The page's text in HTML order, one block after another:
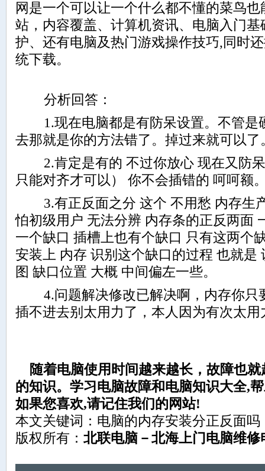
网是一个可以让一个什么都不懂的菜鸟
站，内容覆盖、计算机资讯、电脑入门
护、还有电脑及热门游戏操作技巧,同时
统下载。
分析回答：
1.现在电脑都是有防呆设置。不管是
去那就是你的方法错了。掉过来就可以了
2.肯定是有的 不过你放心 现在又防呆
只能对齐才可以） 你不会插错的 呵呵额
3.有正反面之分 这个 不用愁 内存生
怕初级用户 无法分辨 内存条的正反两面
一个缺口 插槽上也有个缺口 只有这两个
安装上 内存 识别这个缺口的过程 也就是
图 缺口位置 大概 中间偏左一些。
4.问题解决修改已解决啊，内存你只
插不进去别太用力了，本人因为有次太
随着电脑使用时间越来越长，故障也
的知识。学习电脑故障和电脑知识大全,
如果您喜欢,请记住我们的网站!
本文关键词：电脑的内存安装分正反面吗
版权所有： 北联电脑－北海上门电脑维修